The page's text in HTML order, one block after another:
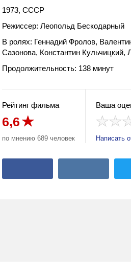
1973, СССР
Режиссер: Леопольд Бескодарный
В ролях: Геннадий Фролов,
Сазонова, Константин
Продолжительность: 138 минут
Рейтинг фильма
6,6
по мнению 689 человек
Ваша
Написать